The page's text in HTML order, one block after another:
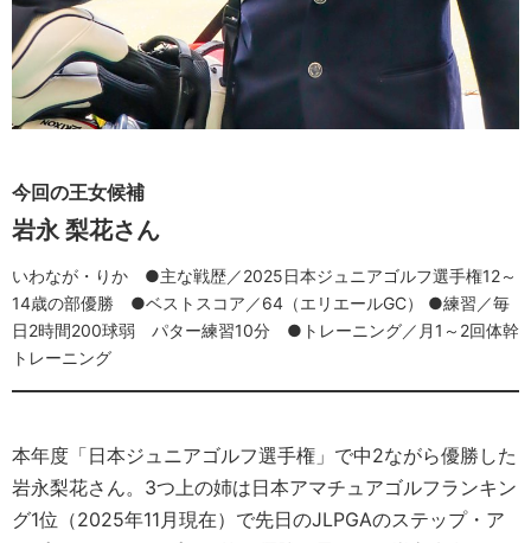
今回の王女候補
岩永 梨花さん
いわなが・りか ●主な戦歴／2025日本ジュニアゴルフ選手権12～
14歳の部優勝 ●ベストスコア／64（エリエールGC） ●練習／毎
日2時間200球弱 パター練習10分 ●トレーニング／月1～2回体幹
トレーニング
本年度「日本ジュニアゴルフ選手権」で中2ながら優勝した
岩永梨花さん。3つ上の姉は日本アマチュアゴルフランキン
グ1位（2025年11月現在）で先日のJLPGAのステップ・ア